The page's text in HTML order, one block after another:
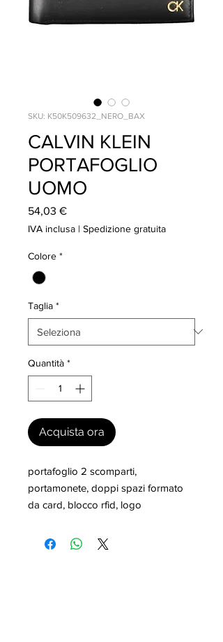
SKU: K50K509632_NERO_BAX
CALVIN KLEIN
PORTAFOGLIO
UOMO
54,03 €Prezzo
IVA inclusa | Spedizione gratuita
Colore *
Taglia *
Quantità *
Acquista ora
portafoglio 2 scomparti,
portamonete, doppi spazi formato
da card, blocco rfid, logo